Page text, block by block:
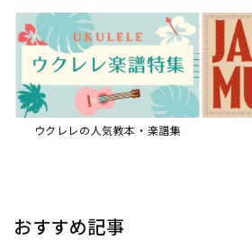
ウクレレの人気教本・楽譜集
おすすめ記事